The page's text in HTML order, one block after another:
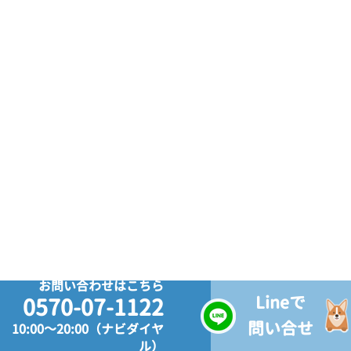
お問い合わせはこちら
0570-07-1122
10:00～20:00（ナビダイヤ
ル）
Lineで
問い合せ